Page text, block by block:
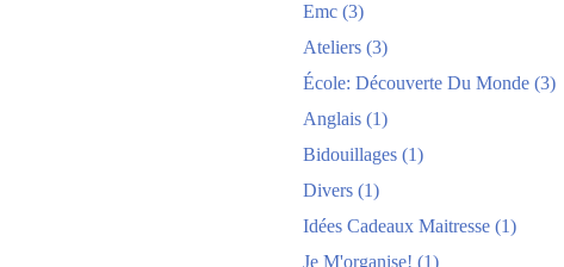
Emc (3)
Ateliers (3)
École: Découverte Du Monde (3)
Anglais (1)
Bidouillages (1)
Divers (1)
Idées Cadeaux Maitresse (1)
Je M'organise! (1)